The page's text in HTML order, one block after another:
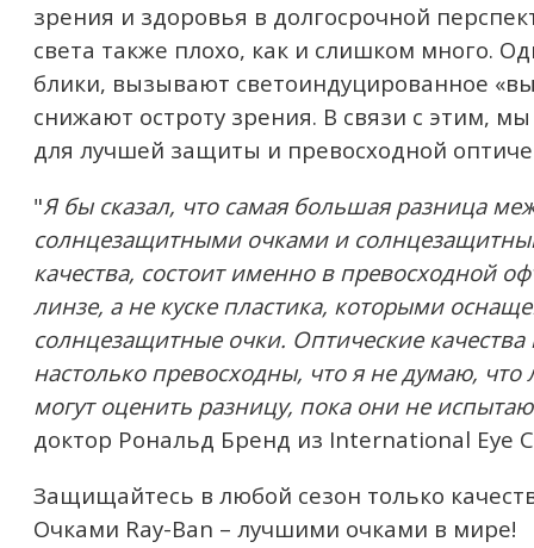
зрения и здоровья в долгосрочной
света также плохо, как и слишком много.
блики, вызывают светоиндуцированное
снижают остроту зрения. В связи с этим,
для лучшей защиты и превосходной
"Я бы сказал, что самая большая разница
солнцезащитными очками и
качества, состоит именно в превосходной
линзе, а не куске пластика, которыми
солнцезащитные очки. Оптические
настолько превосходны, что я не думаю,
могут оценить разницу, пока они не
доктор Рональд Бренд из International Eye
Защищайтесь в любой сезон только
Очками Ray-Ban – лучшими очками в мире!